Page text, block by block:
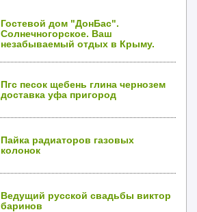
Гостевой дом "ДонБас".
Солнечногорское. Ваш
незабываемый отдых в Крыму.
Пгс песок щебень глина чернозем
доставка уфа пригород
Пайка радиаторов газовых
колонок
Ведущий русской свадьбы виктор
баринов